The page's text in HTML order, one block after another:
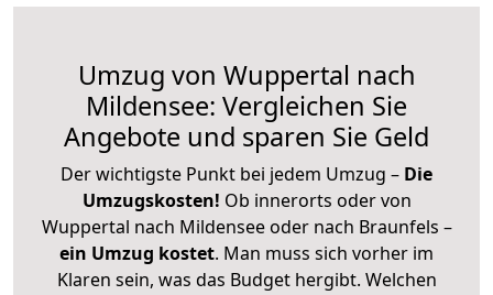
Umzug von Wuppertal nach
Mildensee: Vergleichen Sie
Angebote und sparen Sie Geld
Der wichtigste Punkt bei jedem Umzug – Die
Umzugskosten! Ob innerorts oder von
Wuppertal nach Mildensee oder nach Braunfels –
ein Umzug kostet. Man muss sich vorher im
Klaren sein, was das Budget hergibt. Welchen